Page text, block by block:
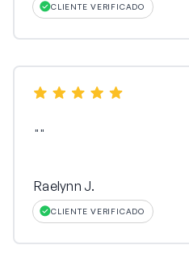
CLIENTE VERIFICADO
""
Raelynn J.
CLIENTE VERIFICADO